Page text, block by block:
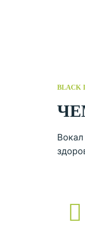
BLACK